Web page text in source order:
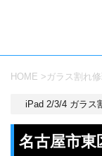
HOME > ガラス割れ
iPad 2/3/4 ガラス
名古屋市